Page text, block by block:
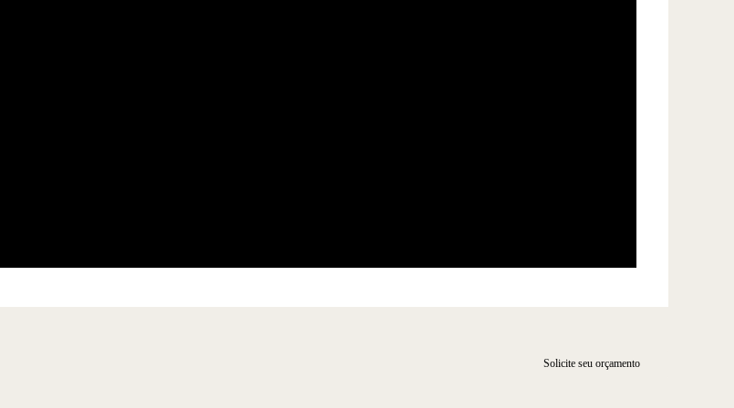
Solicite seu orçamento